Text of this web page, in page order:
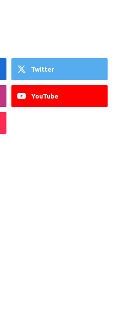
Twitter
YouTube